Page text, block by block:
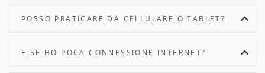
POSSO PRATICARE DA CELLULARE O TABLET?
E SE HO POCA CONNESSIONE INTERNET?